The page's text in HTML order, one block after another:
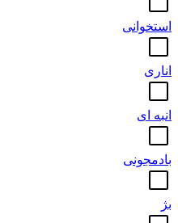
استخوانی
اناری
انبه ای
بادمجونی
بژ